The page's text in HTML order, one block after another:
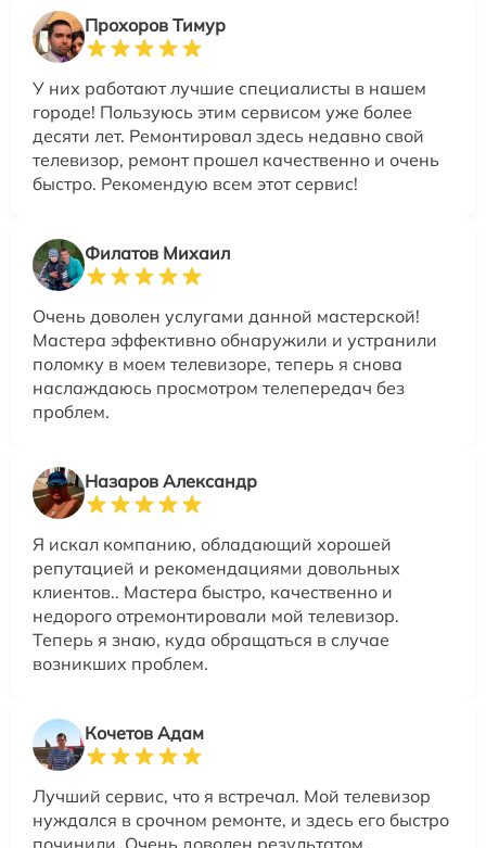
Прохоров Тимур
У них работают лучшие специалисты в нашем
городе! Пользуюсь этим сервисом уже более
десяти лет. Ремонтировал здесь недавно свой
телевизор, ремонт прошел качественно и очень
быстро. Рекомендую всем этот сервис!
Филатов Михаил
Очень доволен услугами данной мастерской!
Мастера эффективно обнаружили и устранили
поломку в моем телевизоре, теперь я снова
наслаждаюсь просмотром телепередач без
проблем.
Назаров Александр
Я искал компанию, обладающий хорошей
репутацией и рекомендациями довольных
клиентов.. Мастера быстро, качественно и
недорого отремонтировали мой телевизор.
Теперь я знаю, куда обращаться в случае
возникших проблем.
Кочетов Адам
Лучший сервис, что я встречал. Мой телевизор
нуждался в срочном ремонте, и здесь его быстро